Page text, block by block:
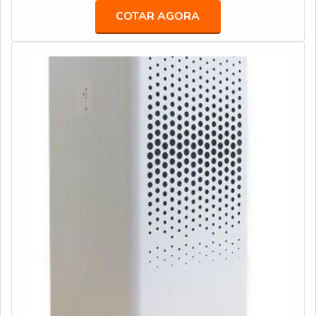
conta com escritório de alta qualidade onde são
realizadas as atividades e equipamentos de última
geração. Esses fatores, somados a um time com equipe
multidisciplinar de consultores associados e profissionais
preocupados em sanar as necessidades de seus
clientes, garantem o sucesso de cada cliente de ponta a
que o procedimento seja eficiente e seguro, a instalação
de um abrandador de água preço justo é fundamental e,
embora seja um equipamento importante e funcional, o
custo é sempre um dos principais fatores analisados
pelos clientes que visam a implantação do sistema de
tratamento de água dura. O valor do equipamento está
relacionado a diversos detalhes que o abrandador
possui, como por exemplo: Capacidade de vazão de litro
por hora: geralmente de 500 l/h a 40.000; Material
usado em sua fabricação: aço ou PRFV; Teor de dureza
na água a ser tratada; Volume de água tratada entre
regenerações da resina.A fabricante do abrandador de
água também é responsável pela sua variação de preço,
isso porque a qualidade e eficiência superior de modelos
das principais e renomadas marcas do mercado exigem
um investimento financeiro maior e em troca os seus
COTAR AGORA